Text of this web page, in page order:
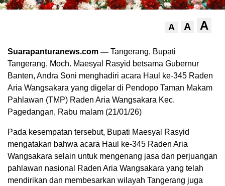
A A A
Suarapanturanews.com — Tangerang, Bupati
Tangerang, Moch. Maesyal Rasyid betsama Gubernur
Banten, Andra Soni menghadiri acara Haul ke-345 Raden
Aria Wangsakara yang digelar di Pendopo Taman Makam
Pahlawan (TMP) Raden Aria Wangsakara Kec.
Pagedangan, Rabu malam (21/01/26)
Pada kesempatan tersebut, Bupati Maesyal Rasyid
mengatakan bahwa acara Haul ke-345 Raden Aria
Wangsakara selain untuk mengenang jasa dan perjuangan
pahlawan nasional Raden Aria Wangsakara yang telah
mendirikan dan membesarkan wilayah Tangerang juga